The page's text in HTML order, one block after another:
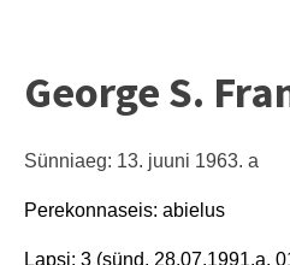
George S.
Sünniaeg: 13. juuni 1963. a
Perekonnaseis: abielus
Lapsi: 3 (sünd. 28.07.1991.a,